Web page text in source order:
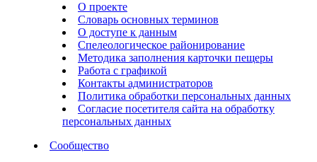
О проекте
Словарь основных терминов
О доступе к данным
Спелеологическое районирование
Методика заполнения карточки пещеры
Работа с графикой
Контакты администраторов
Политика обработки персональных данных
Согласие посетителя сайта на обработку
персональных данных
Сообщество